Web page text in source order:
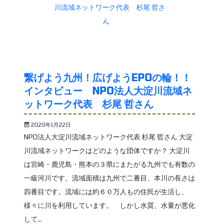
繋げよう九州！広げようEPOの輪！！
インタビュー NPO法人大淀川流域ネ
ットワーク代表 杉尾 哲さん
2020年1月22日
NPO法人大淀川流域ネットワーク代表 杉尾 哲さん 大淀
川流域ネットワークはどのような団体ですか？ 大淀川
は宮崎・鹿児島・熊本の３県にまたがる九州でも有数の
一級河川です。流域面積は九州で二番目、本川の長さは
四番目です。流域には約６０万人もの住民が生活し、
様々に川を利用しています。 しかし水質、水量が悪化
して...